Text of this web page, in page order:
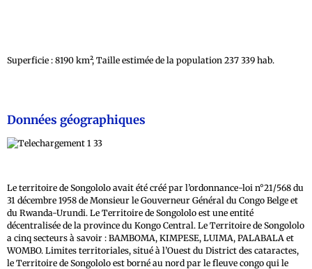
Superficie : 8190 km², Taille estimée de la population 237 339 hab.
Données géographiques
Le territoire de Songololo avait été créé par l’ordonnance-loi n°21/568 du
31 décembre 1958 de Monsieur le Gouverneur Général du Congo Belge et
du Rwanda-Urundi. Le Territoire de Songololo est une entité
décentralisée de la province du Kongo Central. Le Territoire de Songololo
a cinq secteurs à savoir : BAMBOMA, KIMPESE, LUIMA, PALABALA et
WOMBO. Limites territoriales, situé à l’Ouest du District des cataractes,
le Territoire de Songololo est borné au nord par le fleuve congo qui le